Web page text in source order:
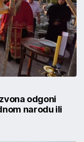
odgoni
narodu ili